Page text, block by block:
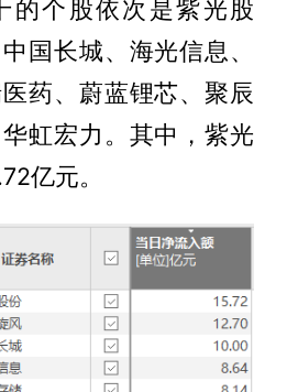
的个股依次是紫光股
国长城、海光信息、
药、蔚蓝锂芯、聚辰
虹宏力。其中，紫光
亿元。